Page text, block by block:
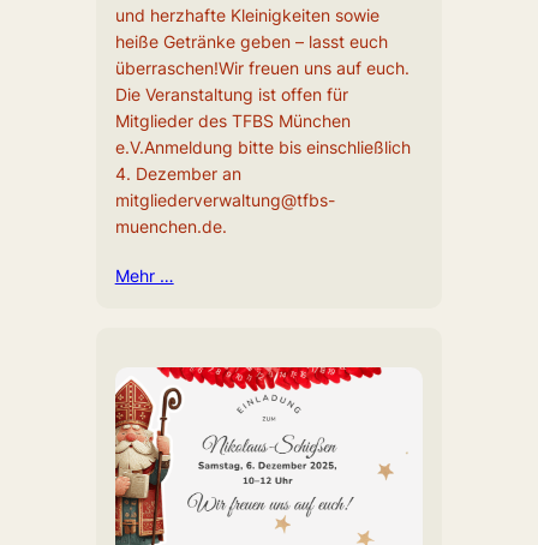
und herzhafte Kleinigkeiten sowie
heiße Getränke geben – lasst euch
überraschen!Wir freuen uns auf euch.
Die Veranstaltung ist offen für
Mitglieder des TFBS München
e.V.Anmeldung bitte bis einschließlich
4. Dezember an
mitgliederverwaltung@tfbs-
muenchen.de.
Mehr …